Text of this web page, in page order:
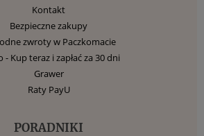
Kontakt
Bezpieczne zakupy
zwroty w Paczkomacie
- Kup teraz i zapłać za 30 dni
Grawer
Raty PayU
PORADNIKI